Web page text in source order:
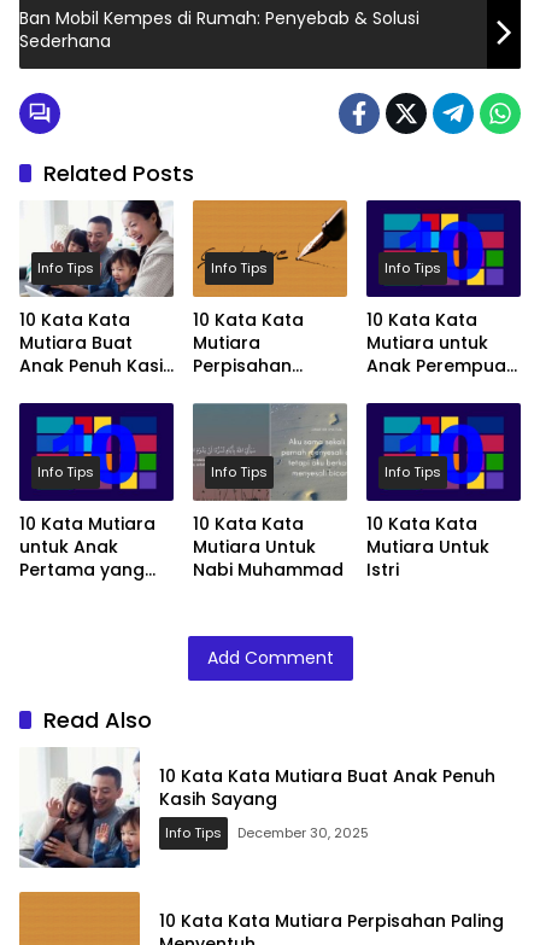
Ban Mobil Kempes di Rumah: Penyebab & Solusi
Sederhana
Related Posts
Info Tips
10 Kata Kata
Mutiara Buat
Anak Penuh Kasih
Info Tips
10 Kata Kata
Mutiara
Perpisahan
Info Tips
10 Kata Kata
Mutiara untuk
Anak Perempuan
Info Tips
10 Kata Mutiara
untuk Anak
Pertama yang
Info Tips
10 Kata Kata
Mutiara Untuk
Nabi Muhammad
Info Tips
10 Kata Kata
Mutiara Untuk
Istri
Add Comment
Read Also
10 Kata Kata Mutiara Buat Anak Penuh
Kasih Sayang
Info Tips December 30, 2025
10 Kata Kata Mutiara Perpisahan Paling